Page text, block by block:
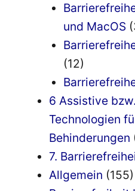
und MacOS
(12)
6 Assistive
Technologien
Behinderungen
7.
Allgemein (155)